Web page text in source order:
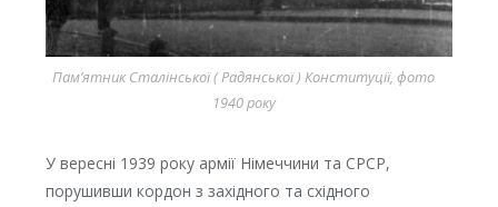
Пам’ятник Сталінської ( Радянської ) Конституції, фото
1940 року
У вересні 1939 року армії Німеччини та СРСР,
порушивши кордон з західного та східного